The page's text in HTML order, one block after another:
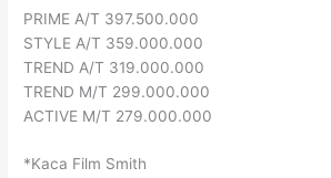
PRIME A/T 397.500.000
STYLE A/T 359.000.000
TREND A/T 319.000.000
TREND M/T 299.000.000
ACTIVE M/T 279.000.000
*Kaca Film Smith